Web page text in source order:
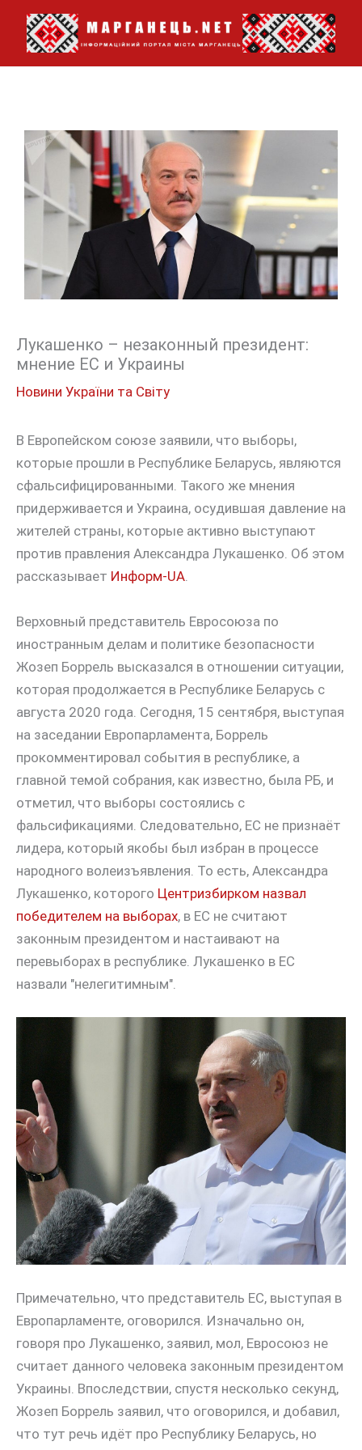
Перейти
вмісту
Лукашенко – незаконный президент:
мнение ЕС и Украины
Новини України та Світу
В Европейском союзе заявили, что выборы,
которые прошли в Республике Беларусь, являются
сфальсифицированными. Такого же мнения
придерживается и Украина, осудившая давление на
жителей страны, которые активно выступают
против правления Александра Лукашенко. Об этом
рассказывает Информ-UA.
Верховный представитель Евросоюза по
иностранным делам и политике безопасности
Жозеп Боррель высказался в отношении ситуации,
которая продолжается в Республике Беларусь с
августа 2020 года. Сегодня, 15 сентября, выступая
на заседании Европарламента, Боррель
прокомментировал события в республике, а
главной темой собрания, как известно, была РБ, и
отметил, что выборы состоялись с
фальсификациями. Следовательно, ЕС не признаёт
лидера, который якобы был избран в процессе
народного волеизъявления. То есть, Александра
Лукашенко, которого Центризбирком назвал
победителем на выборах, в ЕС не считают
законным президентом и настаивают на
перевыборах в республике. Лукашенко в ЕС
назвали "нелегитимным".
Примечательно, что представитель ЕС, выступая в
Европарламенте, оговорился. Изначально он,
говоря про Лукашенко, заявил, мол, Евросоюз не
считает данного человека законным президентом
Украины. Впоследствии, спустя несколько секунд,
Жозеп Боррель заявил, что оговорился, и добавил,
что тут речь идёт про Республику Беларусь, но